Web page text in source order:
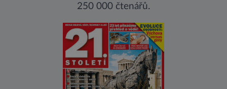
250 000 čtenářů.